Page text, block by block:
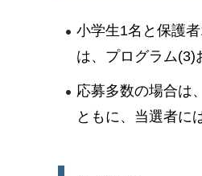
小学生1名と保護
は、プログラム(3)
応募多数の場合は
ともに、当選者に